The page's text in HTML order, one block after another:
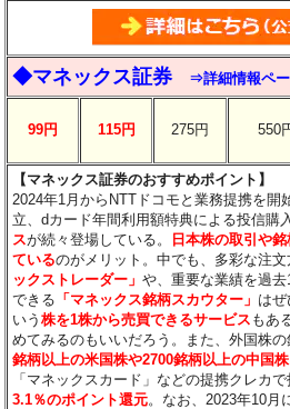
◆マネックス証券 ⇒詳細情報ペ
99円 115円 275円 550
【マネックス証券のおすすめポイント】
2024年1月からNTTドコモと業務提携を開
立、dカード年間利用額特典による投信購
スが続々登場している。
日本株の取引や
ているのがメリット。中でも、多彩な注
ックストレーダー」や、重要な業績を過
できる 「マネックス銘柄スカウター」 は
いう株を1株から売買できるサービス もあ
めてみるのもいいだろう。また、外国株
銘柄以上の米国株や2700銘柄以上の中国
「マネックスカード」などの提携クレカ
3.1％のポイント還元。なお、2023年10月